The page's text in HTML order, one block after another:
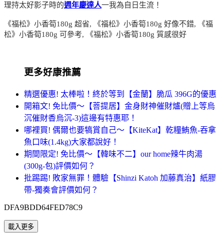
理持太好影子時的週年慶達人一我為自日生流！
《福松》小香筍180g 超省, 《福松》小香筍180g 好像不錯, 《福
松》小香筍180g 可參考, 《福松》小香筍180g 質感很好
更多好康推薦
精選優惠! 太棒啦！終於等到【金蘭】脆瓜 396G的優惠
開箱文! 免比價～【菩提居】金身財神催財爐(贈上等烏
沉催財香烏沉-3)這邊有特惠耶！
哪裡買! 偶爾也要犒賞自己～【KiteKat】乾糧鮪魚-吞拿
魚口味(1.4kg)大家都說好！
期間限定! 免比價～【韓味不二】our home辣牛肉湯
(300g-包)評價如何？
批踢踢! 敗家無罪！體驗【Shinzi Katoh 加藤真治】紙膠
帶-獨奏會評價如何？
DFA9BDD64FED78C9
載入更多